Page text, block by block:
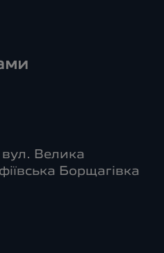
Велика
Борщагівка